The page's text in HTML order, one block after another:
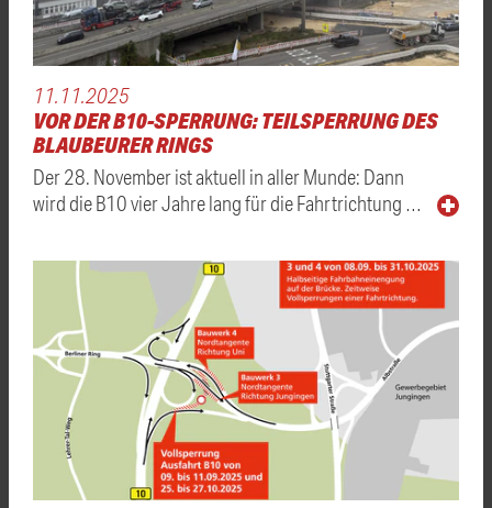
11.11.2025
VOR DER B10-SPERRUNG: TEILSPERRUNG DES
BLAUBEURER RINGS
Der 28. November ist aktuell in aller Munde: Dann
wird die B10 vier Jahre lang für die Fahrtrichtung …